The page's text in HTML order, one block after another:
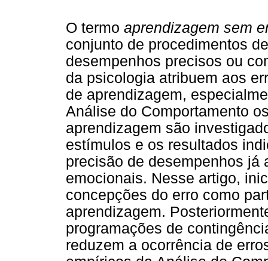
O termo aprendizagem sem
conjunto de procedimentos
desempenhos precisos ou
da psicologia atribuem aos
de aprendizagem,
Análise do Comportamento
aprendizagem são
estímulos e os resultados
precisão de desempenhos já
emocionais. Nesse artigo,
concepções do erro como
aprendizagem.
programações de
reduzem a ocorrência de